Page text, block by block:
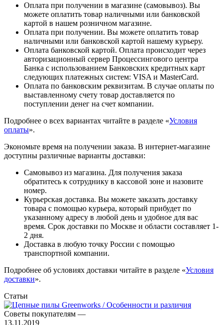
Оплата при получении в магазине (самовывоз). Вы
можете оплатить товар наличными или банковской
картой в нашем розничном магазине.
Оплата при получении. Вы можете оплатить товар
наличными или банковской картой нашему курьеру.
Оплата банковской картой. Оплата происходит через
авторизационный сервер Процессингового центра
Банка с использованием Банковских кредитных карт
следующих платежных систем: VISA и MasterCard.
Оплата по банковским реквизитам. В случае оплаты по
выставленному счету товар доставляется по
поступлении денег на счет компании.
Подробнее о всех вариантах читайте в разделе «Условия
оплаты».
Экономьте время на получении заказа. В интернет-магазине
доступны различные варианты доставки:
Самовывоз из магазина. Для получения заказа
обратитесь к сотруднику в кассовой зоне и назовите
номер.
Курьерская доставка. Вы можете заказать доставку
товара с помощью курьера, который прибудет по
указанному адресу в любой день и удобное для вас
время. Срок доставки по Москве и области составляет 1-
2 дня.
Доставка в любую точку России с помощью
транспортной компании.
Подробнее об условиях доставки читайте в разделе «Условия
доставки».
Статьи
Советы покупателям —
13.11.2019